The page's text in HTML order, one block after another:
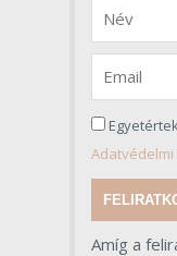
Adatvédelmi
Amíg a